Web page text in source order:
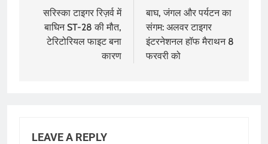
navigation
सरिस्का टाइगर रिज़र्व में
बाघिन ST-28 की मौत,
टेरिटोरियल फाइट बना
कारण
बाघ, जंगल और पर्यटन का
संगम: अलवर टाइगर
इंटरनेशनल हॉफ मैराथन 8
फरवरी को
LEAVE A REPLY